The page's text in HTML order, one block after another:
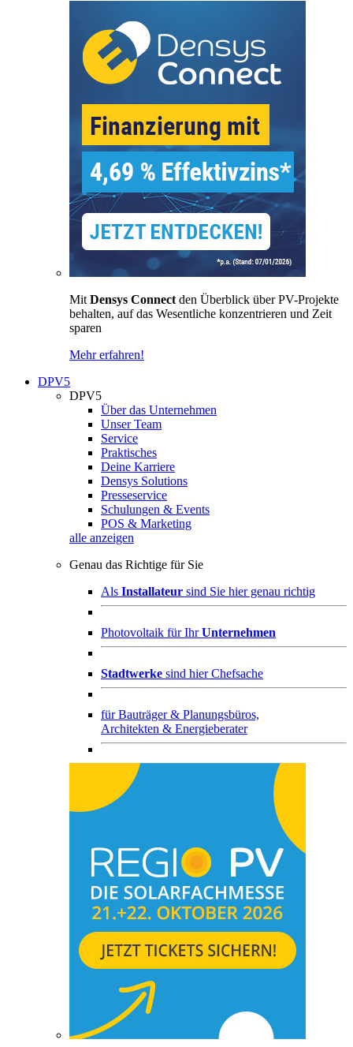
Mit Densys Connect den Überblick über PV-Projekte
behalten, auf das Wesentliche konzentrieren und Zeit
sparen
Mehr erfahren!
DPV5
DPV5
Über das Unternehmen
Unser Team
Service
Praktisches
Deine Karriere
Densys Solutions
Presseservice
Schulungen & Events
POS & Marketing
alle anzeigen
Genau das Richtige für Sie
Als Installateur sind Sie hier genau richtig
Photovoltaik für IhrUnternehmen
Stadtwerke sind hier Chefsache
fürBauträger & Planungsbüros,
Architekten & Energieberater